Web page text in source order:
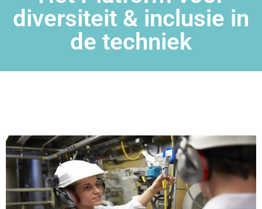
diversiteit & inclusie in
de techniek